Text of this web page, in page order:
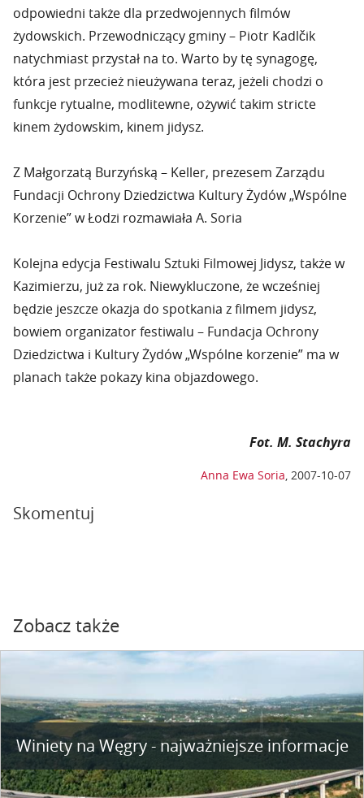
odpowiedni także dla przedwojennych filmów
żydowskich. Przewodniczący gminy – Piotr Kadlčik
natychmiast przystał na to. Warto by tę synagogę,
która jest przecież nieużywana teraz, jeżeli chodzi o
funkcje rytualne, modlitewne, ożywić takim stricte
kinem żydowskim, kinem jidysz.
Z Małgorzatą Burzyńską – Keller, prezesem Zarządu
Fundacji Ochrony Dziedzictwa Kultury Żydów „Wspólne
Korzenie” w Łodzi rozmawiała A. Soria
Kolejna edycja Festiwalu Sztuki Filmowej Jidysz, także w
Kazimierzu, już za rok. Niewykluczone, że wcześniej
będzie jeszcze okazja do spotkania z filmem jidysz,
bowiem organizator festiwalu – Fundacja Ochrony
Dziedzictwa i Kultury Żydów „Wspólne korzenie” ma w
planach także pokazy kina objazdowego.
Fot. M. Stachyra
Anna Ewa Soria, 2007-10-07
Skomentuj
Zobacz także
Winiety na Węgry - najważniejsze informacje